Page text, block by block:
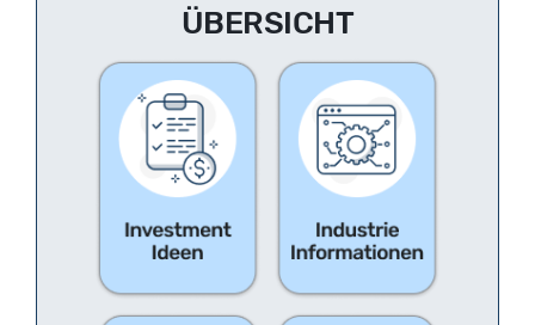
ÜBERSICHT